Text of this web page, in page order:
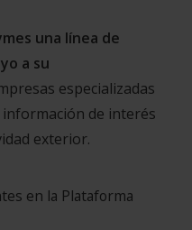
una línea de
a su
especializadas
de interés
exterior.
en la Plataforma